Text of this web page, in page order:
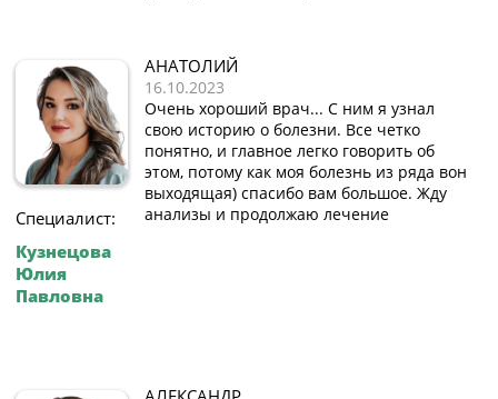
Специалист:
Кузнецова
Юлия
Павловна
АНАТОЛИЙ
16.10.2023
Очень хороший врач... С ним я узнал
свою историю о болезни. Все четко
понятно, и главное легко говорить об
этом, потому как моя болезнь из ряда вон
выходящая) спасибо вам большое. Жду
анализы и продолжаю лечение